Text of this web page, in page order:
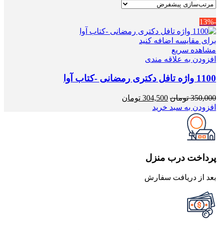
-13%
برای مقایسه اضافه کنید
مشاهده سریع
افزودن به علاقه مندی
1100 واژه تافل دکتری رمضانی -کتاب آوا
350,000 تومان قیمت
اصلی
304,500 تومان
افزودن به سبد خرید
پرداخت درب منزل
بعد از دریافت سفارش